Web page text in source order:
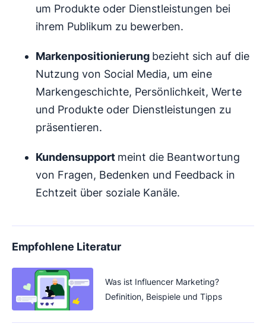
um Produkte oder Dienstleistungen bei
ihrem Publikum zu bewerben.
Markenpositionierung bezieht sich auf die
Nutzung von Social Media, um eine
Markengeschichte, Persönlichkeit, Werte
und Produkte oder Dienstleistungen zu
präsentieren.
Kundensupport meint die Beantwortung
von Fragen, Bedenken und Feedback in
Echtzeit über soziale Kanäle.
Empfohlene Literatur
Was ist Influencer Marketing?
Definition, Beispiele und Tipps